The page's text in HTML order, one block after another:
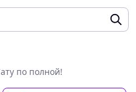
по полной!